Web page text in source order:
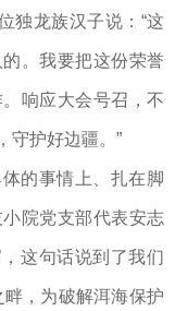
独龙族汉子说：“这
。我要把这份荣誉
响应大会号召，不
守护好边疆。”
的事情上、扎在脚
院党支部代表安志
，这句话说到了我们
，为破解洱海保护